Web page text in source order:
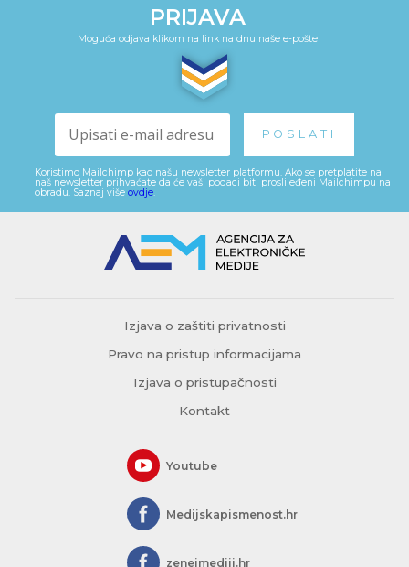
PRIJAVA
Moguća odjava klikom na link na dnu naše e-pošte
Koristimo Mailchimp kao našu newsletter platformu. Ako se pretplatite na
naš newsletter prihvaćate da će vaši podaci biti proslijeđeni Mailchimpu na
obradu. Saznaj više ovdje
Izjava o zaštiti privatnosti
Pravo na pristup informacijama
Izjava o pristupačnosti
Kontakt
Youtube
Medijskapismenost.hr
zeneimediji.hr